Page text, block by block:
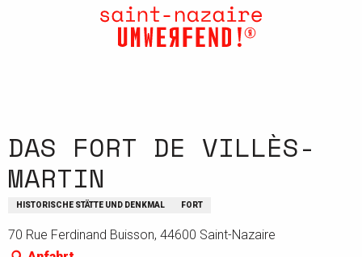
DAS FORT DE VILLÈS-
MARTIN
HISTORISCHE STÄTTE UND DENKMAL FORT
70 Rue Ferdinand Buisson, 44600 Saint-Nazaire